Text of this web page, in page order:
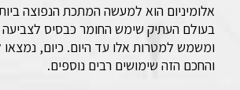
אלומיניום הוא למעשה המתכת הנפוצה
בעולם העתיק שימש החומר כבסיס לצביעה
ומשמש למטרות אלו עד היום. כיום, נמצאו
והחכם הזה שימושים רבים נוספים.